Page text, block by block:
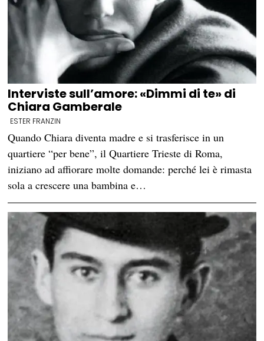
Interviste sull’amore: «Dimmi di te» di
Chiara Gamberale
ESTER FRANZIN
Quando Chiara diventa madre e si trasferisce in un
quartiere “per bene”, il Quartiere Trieste di Roma,
iniziano ad affiorare molte domande: perché lei è rimasta
sola a crescere una bambina e…